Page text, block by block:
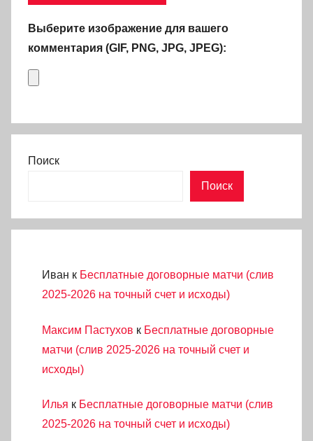
Выберите изображение для вашего
комментария (GIF, PNG, JPG, JPEG):
Поиск
Поиск
Иван к Бесплатные договорные матчи (слив
2025-2026 на точный счет и исходы)
Максим Пастухов к Бесплатные договорные
матчи (слив 2025-2026 на точный счет и
исходы)
Илья к Бесплатные договорные матчи (слив
2025-2026 на точный счет и исходы)